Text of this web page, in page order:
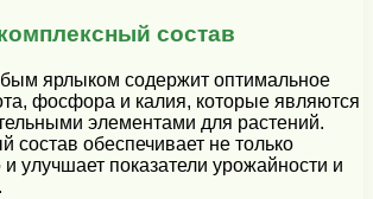
состав
ярлыком содержит оптимальное
фосфора и калия, которые являются
элементами для растений.
состав обеспечивает не только
улучшает показатели урожайности и